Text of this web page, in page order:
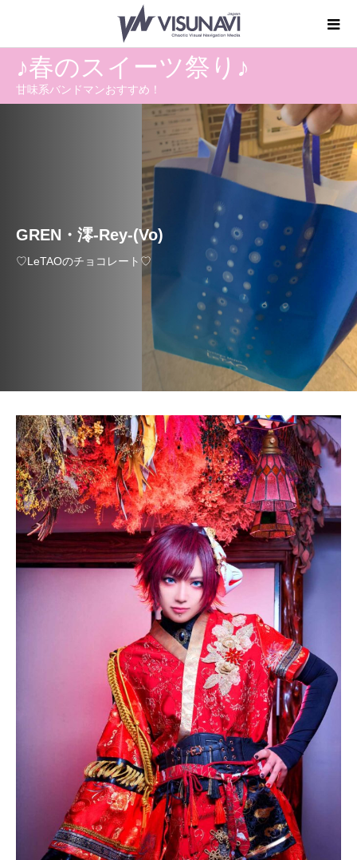
♪春のスイーツ祭り♪
甘味系バンドマンおすすめ！
GREN・澪-Rey-(Vo)
♡LeTAOのチョコレート♡